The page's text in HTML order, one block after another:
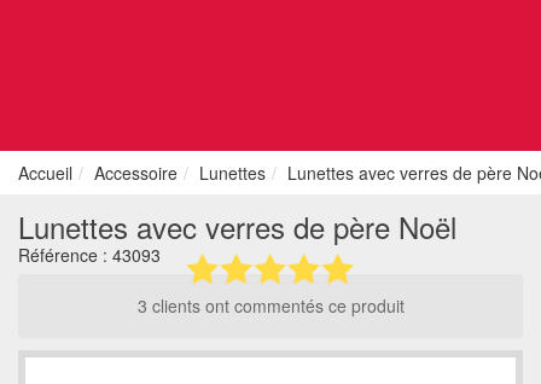
Accueil Accessoire Lunettes Lunettes avec verres de père
Lunettes avec verres de père Noël
Référence : 43093
3 clients ont commentés ce produit